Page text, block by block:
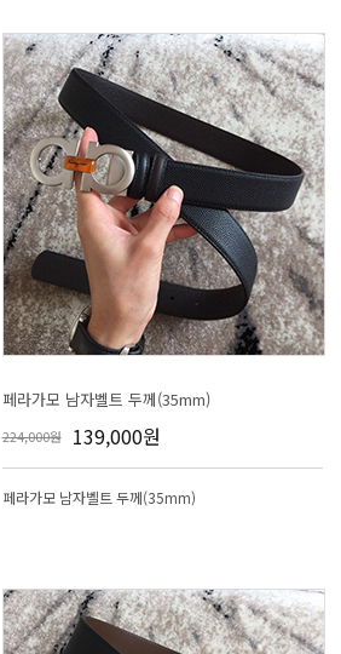
페라가모 남자벨트 두께(35mm)
224,000원 139,000원
페라가모 남자벨트 두께(35mm)